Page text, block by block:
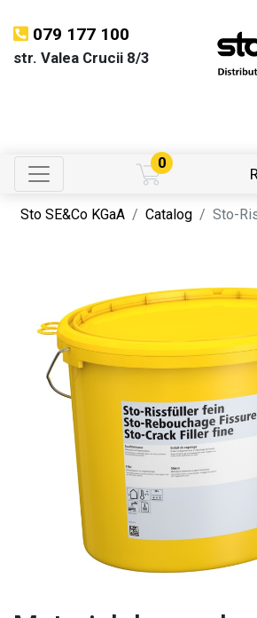
079 177 100
str. Valea Crucii 8/3
0
Sto SE&Co KGaA Catalog Sto-